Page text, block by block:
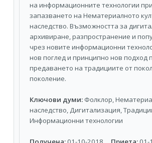
на информационните технологии при
запазването на Нематериалното
наследство. Възможността за
архивиране, разпространение и
чрез новите информационни
нов поглед и принципно нов подход
предаването на традициите от
поколение.
Ключови думи: Фолклор,
наследство, Дигитализация,
Информационни технологии